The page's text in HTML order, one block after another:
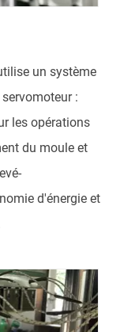
un système
:
les opérations
du moule et
d'énergie et